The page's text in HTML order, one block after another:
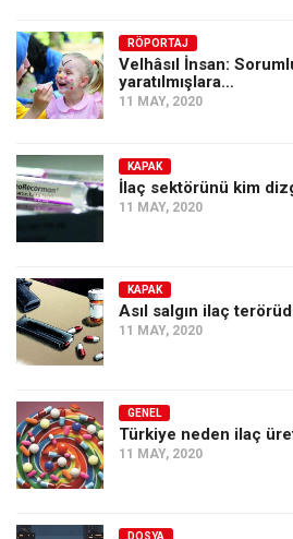
Amerika
Avustralya
Tarih
Düşünce
Dosyalar
RÖPORTAJ
Velhâsıl İnsan:
yaratılmışlara…
11 MAY, 2020
KAPAK
İlaç sektörünü kim
11 MAY, 2020
KAPAK
Asıl salgın ilaç
11 MAY, 2020
GENEL
Türkiye neden ilaç
11 MAY, 2020
DOSYA